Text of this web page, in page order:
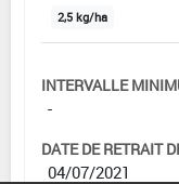
2,5 kg/ha
INTERVALLE
-
DATE DE RETRAIT
04/07/2021